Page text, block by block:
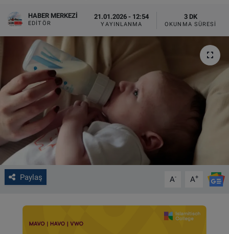
HABER MERKEZI
EDITÖR
21.01.2026 - 12:54
YAYINLANMA
3 DK
OKUNMA SÜRESI
Paylaş A- A+
BİLİM-TEKNOLOJİ
SAĞLIK
FOTO GALERİ
VIDEO GALERİ
ALGEMENE VOORWAARDEN
CONTACT
Çerez Politikası
Haber Arşivi